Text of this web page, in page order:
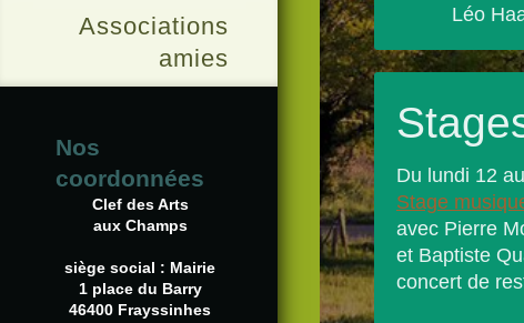
Associations
amies
Nos
coordonnées
Clef des Arts
aux Champs
siège social : Mairie
1 place du Barry
46400 Frayssinhes
Léo Haag
Du lundi 12
Stage
avec Pierre
et Baptiste
concert de